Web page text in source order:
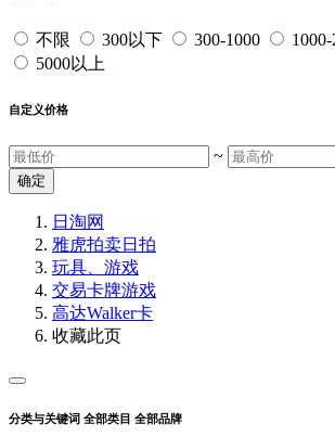
不限 300以下 300-1000
5000以上
自定义价格
~
确定
日淘网
雅虎拍卖日拍
玩具、游戏
交易卡牌游戏
高达Walker卡
收藏此页
分类与关键词 全部类目 全部品牌